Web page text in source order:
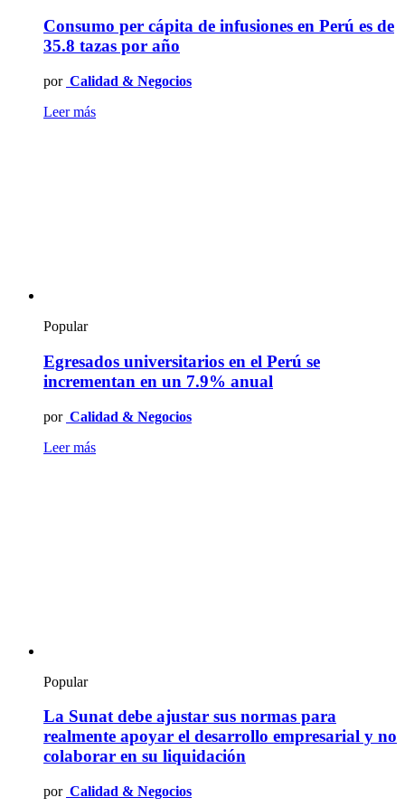
Consumo per cápita de infusiones en Perú es de
35.8 tazas por año
por Calidad & Negocios
Leer más
Popular
Egresados universitarios en el Perú se
incrementan en un 7.9% anual
por Calidad & Negocios
Leer más
Popular
La Sunat debe ajustar sus normas para
realmente apoyar el desarrollo empresarial y no
colaborar en su liquidación
por Calidad & Negocios